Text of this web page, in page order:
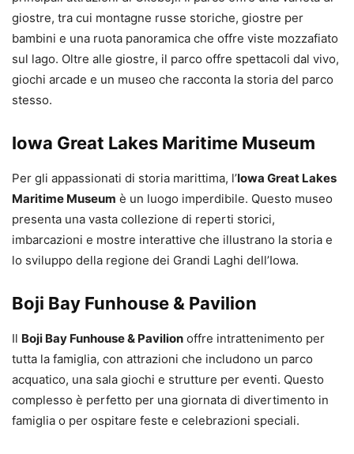
giostre, tra cui montagne russe storiche, giostre per
bambini e una ruota panoramica che offre viste mozzafiato
sul lago. Oltre alle giostre, il parco offre spettacoli dal vivo,
giochi arcade e un museo che racconta la storia del parco
stesso.
Iowa Great Lakes Maritime Museum
Per gli appassionati di storia marittima, l’Iowa Great Lakes
Maritime Museum è un luogo imperdibile. Questo museo
presenta una vasta collezione di reperti storici,
imbarcazioni e mostre interattive che illustrano la storia e
lo sviluppo della regione dei Grandi Laghi dell’Iowa.
Boji Bay Funhouse & Pavilion
Il Boji Bay Funhouse & Pavilion offre intrattenimento per
tutta la famiglia, con attrazioni che includono un parco
acquatico, una sala giochi e strutture per eventi. Questo
complesso è perfetto per una giornata di divertimento in
famiglia o per ospitare feste e celebrazioni speciali.